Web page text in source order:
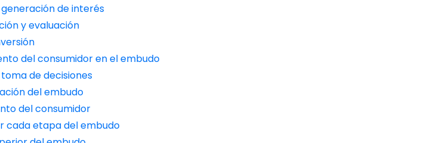
de interés
y evaluación
del consumidor en el embudo
de decisiones
del embudo
del consumidor
cada etapa del embudo